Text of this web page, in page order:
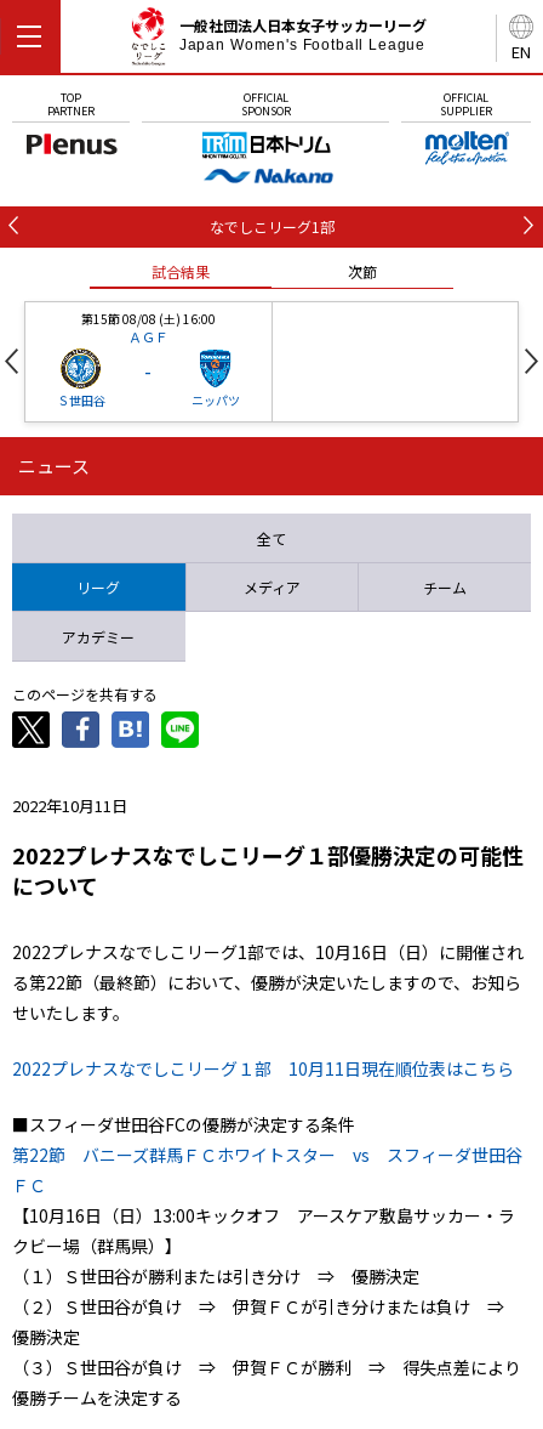
EN
一般社団法人日本女子サッカーリーグ
Japan Women's Football League
TOP
PARTNER
OFFICIAL
SPONSOR
OFFICIAL
SUPPLIER
なでしこリーグ1部
試合結果 次節
第15節 08/08 (土) 16:00
ＡＧＦ
Ｓ世田谷
-
ニッパツ
第16節 09/05 (土) 15:00
ニッパツ 石人の星
ニュース
全て
リーグ メディア チーム
アカデミー
このページを共有する
2022年10月11日
2022プレナスなでしこリーグ１部優勝決定の可能性
について
2022プレナスなでしこリーグ1部では、10月16日（日）に開催され
る第22節（最終節）において、優勝が決定いたしますので、お知ら
せいたします。
2022プレナスなでしこリーグ１部 10月11日現在順位表はこちら
■スフィーダ世田谷FCの優勝が決定する条件
第22節 バニーズ群馬ＦＣホワイトスター vs スフィーダ世田谷
ＦＣ
【10月16日（日）13:00キックオフ アースケア敷島サッカー・ラ
クビー場（群馬県）】
（１）Ｓ世田谷が勝利または引き分け ⇒ 優勝決定
（２）Ｓ世田谷が負け ⇒ 伊賀ＦＣが引き分けまたは負け ⇒
優勝決定
（３）Ｓ世田谷が負け ⇒ 伊賀ＦＣが勝利 ⇒ 得失点差により
優勝チームを決定する